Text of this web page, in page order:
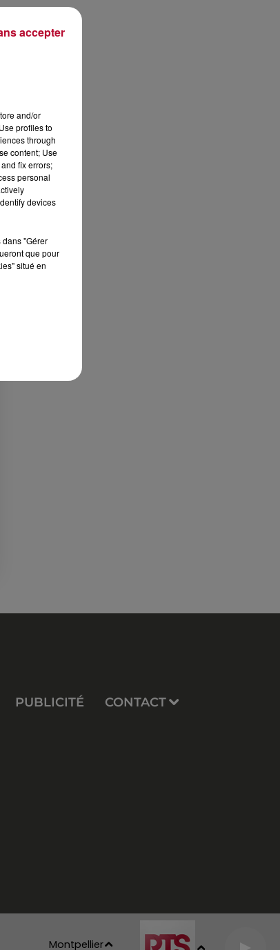
PUBLICITÉ CONTACT
Montpellier
and/or
profiles to
through
content; Use
fix errors;
personal
devices
"Gérer
que pour
situé en
accepter